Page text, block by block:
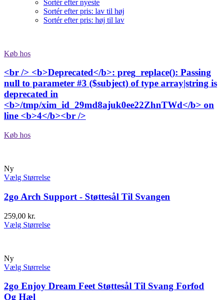
Sortér efter nyeste
Sortér efter pris: lav til høj
Sortér efter pris: høj til lav
Køb hos
<br /> <b>Deprecated</b>: preg_replace(): Passing
null to parameter #3 ($subject) of type array|string is
deprecated in
<b>/tmp/xim_id_29md8ajuk0ee22ZhnTWd</b> on
line <b>4</b><br />
Køb hos
Ny
Vælg Størrelse
2go Arch Support - Støttesål Til Svangen
259,00 kr.
Vælg Størrelse
Ny
Vælg Størrelse
2go Enjoy Dream Feet Støttesål Til Svang Forfod
Og Hæl